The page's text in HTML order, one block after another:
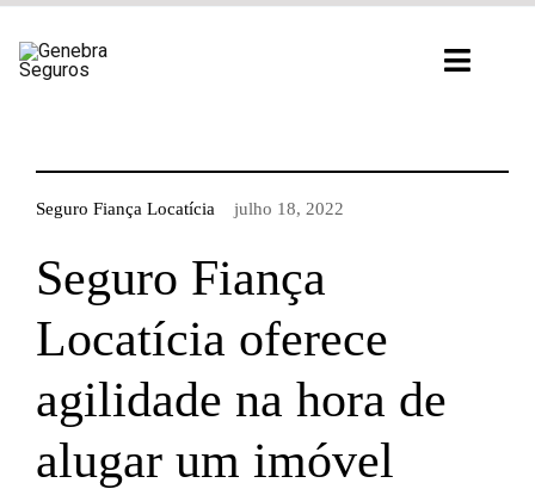
para
Seguro Fiança Locatícia julho 18, 2022
Seguro Fiança
Locatícia oferece
agilidade na hora de
alugar um imóvel